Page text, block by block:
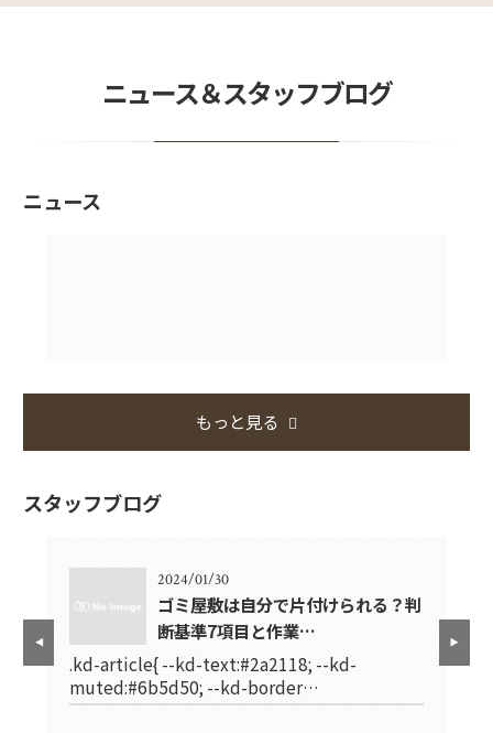
ニュース＆スタッフブログ
ニュース
もっと見る
スタッフブログ
2024/01/30
ゴミ屋敷は自分で片付けられる？判
断基準7項目と作業…
.kd-article{ --kd-text:#2a2118; --kd-
muted:#6b5d50; --kd-border…